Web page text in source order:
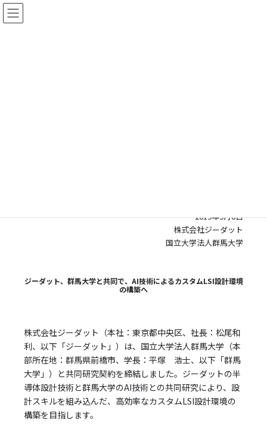
コ
ン
ナ
ビ
2019年9月6日
株式会社ジーダット
国立大学法人群馬大学
ジーダット、群馬大学と共同で、AI技術によるカスタムLSI設計環境
の構築へ
株式会社ジーダット（本社：東京都中央区、社長：松尾和
利、以下「ジーダット」）は、国立大学法人群馬大学（本
部所在地：群馬県前橋市、学長：平塚 浩士、以下「群馬
大学」）と共同研究契約を締結しました。ジーダットの半
導体設計技術と群馬大学のAI技術との共同研究により、設
計スキルを組み込んだ、高効率なカスタムLSI設計環境の
構築を目指します。